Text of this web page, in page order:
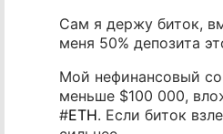
Сам я держу биток,
меня 50% депозита
Мой нефинансовый
меньше $100 000,
#ETH. Если биток